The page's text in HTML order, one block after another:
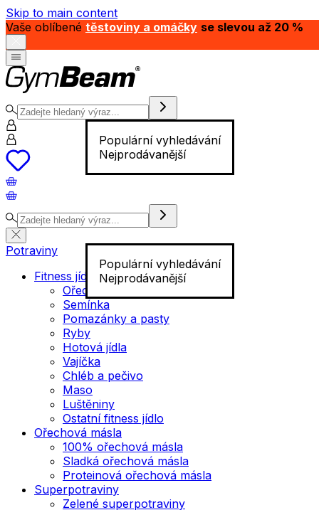
Skip to main content
Vaše oblíbené těstoviny a omáčky se slevou až 20 %
Populární vyhledávání
Nejprodávanější
Populární vyhledávání
Nejprodávanější
Potraviny
Fitness jídlo
Ořechy
Semínka
Pomazánky a pasty
Ryby
Hotová jídla
Vajíčka
Chléb a pečivo
Maso
Luštěniny
Ostatní fitness jídlo
Ořechová másla
100% ořechová másla
Sladká ořechová másla
Proteinová ořechová másla
Superpotraviny
Zelené superpotraviny